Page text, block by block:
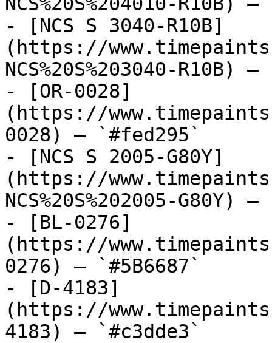
- [NCS S 3040-R10B]
(https://
NCS%20S%203040-R10B)
- [OR-0028]
(https://
0028) — `#fed295`
- [NCS S 2005-G80Y]
(https://
NCS%20S%202005-G80Y)
- [BL-0276]
(https://
0276) — `#5B6687`
- [D-4183]
(https://
4183) — `#c3dde3`